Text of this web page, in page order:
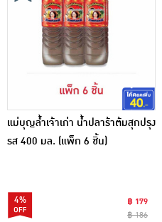
แม่บุญล้ำเจ้าเก่า น้ำปลาร้าต้มสุกปรุง
รส 400 มล. (แพ็ก 6 ชิ้น)
4%
฿ 179
฿ 186